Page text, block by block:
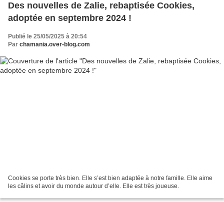
Des nouvelles de Zalie, rebaptisée Cookies,
adoptée en septembre 2024 !
Publié le 25/05/2025 à 20:54
Par chamania.over-blog.com
Cookies se porte très bien. Elle s’est bien adaptée à notre famille. Elle aime
les câlins et avoir du monde autour d’elle. Elle est très joueuse.